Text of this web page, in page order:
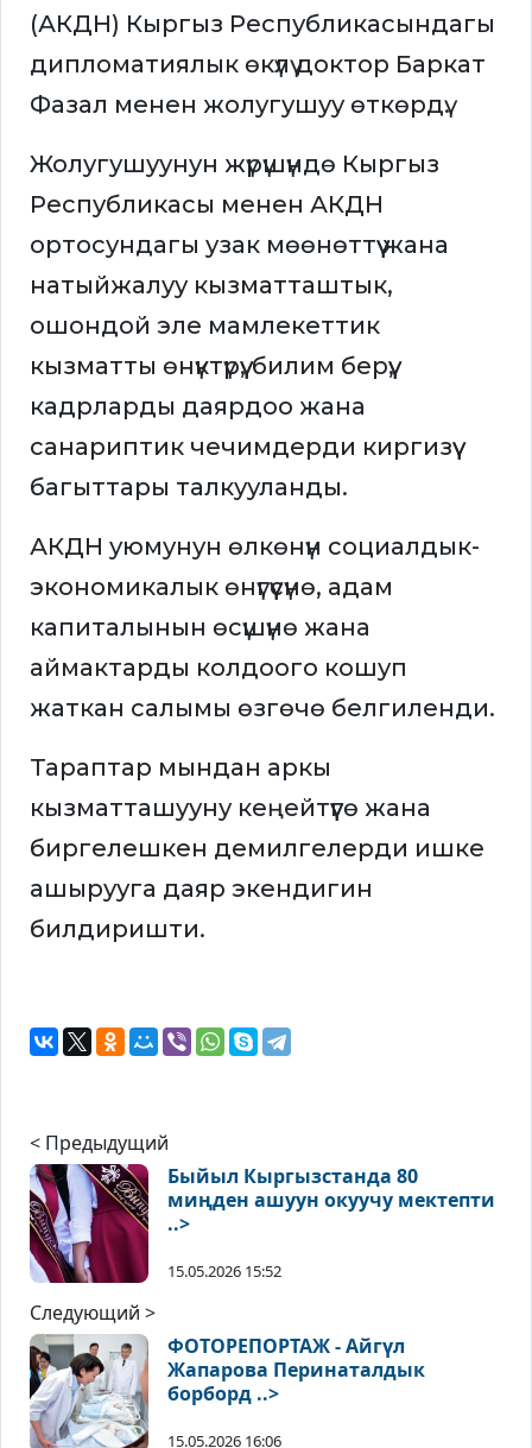
(АКДН) Кыргыз Республикасындагы
дипломатиялык өкүлү доктор Баркат
Фазал менен жолугушуу өткөрдү.
Жолугушуунун жүрүшүндө Кыргыз
Республикасы менен АКДН
ортосундагы узак мөөнөттүү жана
натыйжалуу кызматташтык,
ошондой эле мамлекеттик
кызматты өнүктүрүү, билим берүү,
кадрларды даярдоо жана
санариптик чечимдерди киргизүү
багыттары талкууланды.
АКДН уюмунун өлкөнүн социалдык-
экономикалык өнүгүүсүнө, адам
капиталынын өсүшүнө жана
аймактарды колдоого кошуп
жаткан салымы өзгөчө белгиленди.
Тараптар мындан аркы
кызматташууну кеңейтүүгө жана
биргелешкен демилгелерди ишке
ашырууга даяр экендигин
билдиришти.
< Предыдущий
Быйыл Кыргызстанда 80
миңден ашуун окуучу мектепти
..>
15.05.2026 15:52
Следующий >
ФОТОРЕПОРТАЖ - Айгүл
Жапарова Перинаталдык
борборд ..>
15.05.2026 16:06